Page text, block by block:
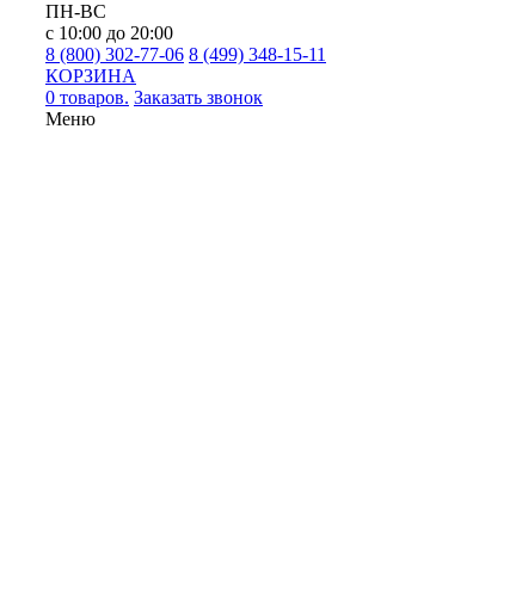
ПН-ВС
с 10:00 до 20:00
8 (800) 302-77-06 8 (499) 348-15-11
КОРЗИНА
0 товаров. Заказать звонок
Меню